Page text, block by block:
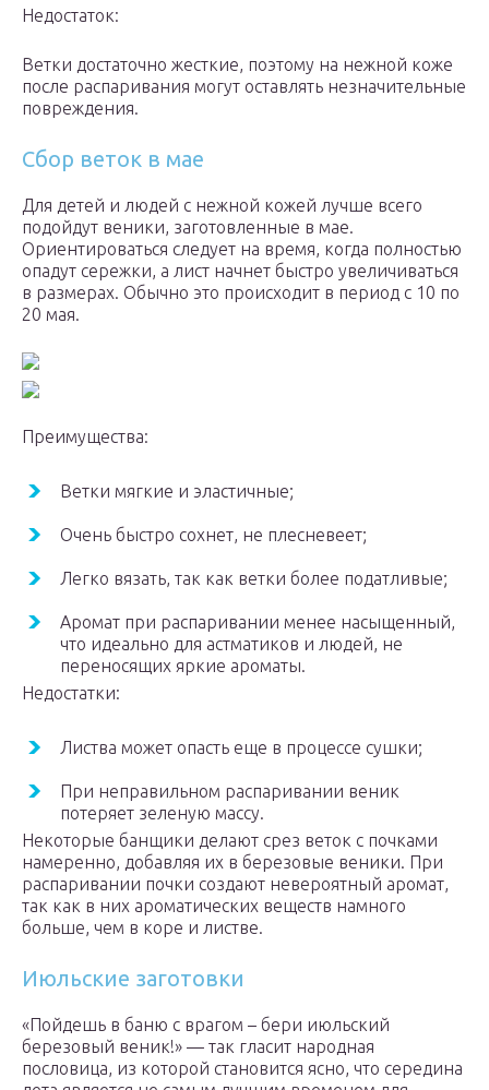
Недостаток:
Ветки достаточно жесткие, поэтому на нежной коже
после распаривания могут оставлять незначительные
повреждения.
Сбор веток в мае
Для детей и людей с нежной кожей лучше всего
подойдут веники, заготовленные в мае.
Ориентироваться следует на время, когда полностью
опадут сережки, а лист начнет быстро увеличиваться
в размерах. Обычно это происходит в период с 10 по
20 мая.
Преимущества:
Ветки мягкие и эластичные;
Очень быстро сохнет, не плесневеет;
Легко вязать, так как ветки более податливые;
Аромат при распаривании менее насыщенный,
что идеально для астматиков и людей, не
переносящих яркие ароматы.
Недостатки:
Листва может опасть еще в процессе сушки;
При неправильном распаривании веник
потеряет зеленую массу.
Некоторые банщики делают срез веток с почками
намеренно, добавляя их в березовые веники. При
распаривании почки создают невероятный аромат,
так как в них ароматических веществ намного
больше, чем в коре и листве.
Июльские заготовки
«Пойдешь в баню с врагом – бери июльский
березовый веник!» — так гласит народная
пословица, из которой становится ясно, что середина